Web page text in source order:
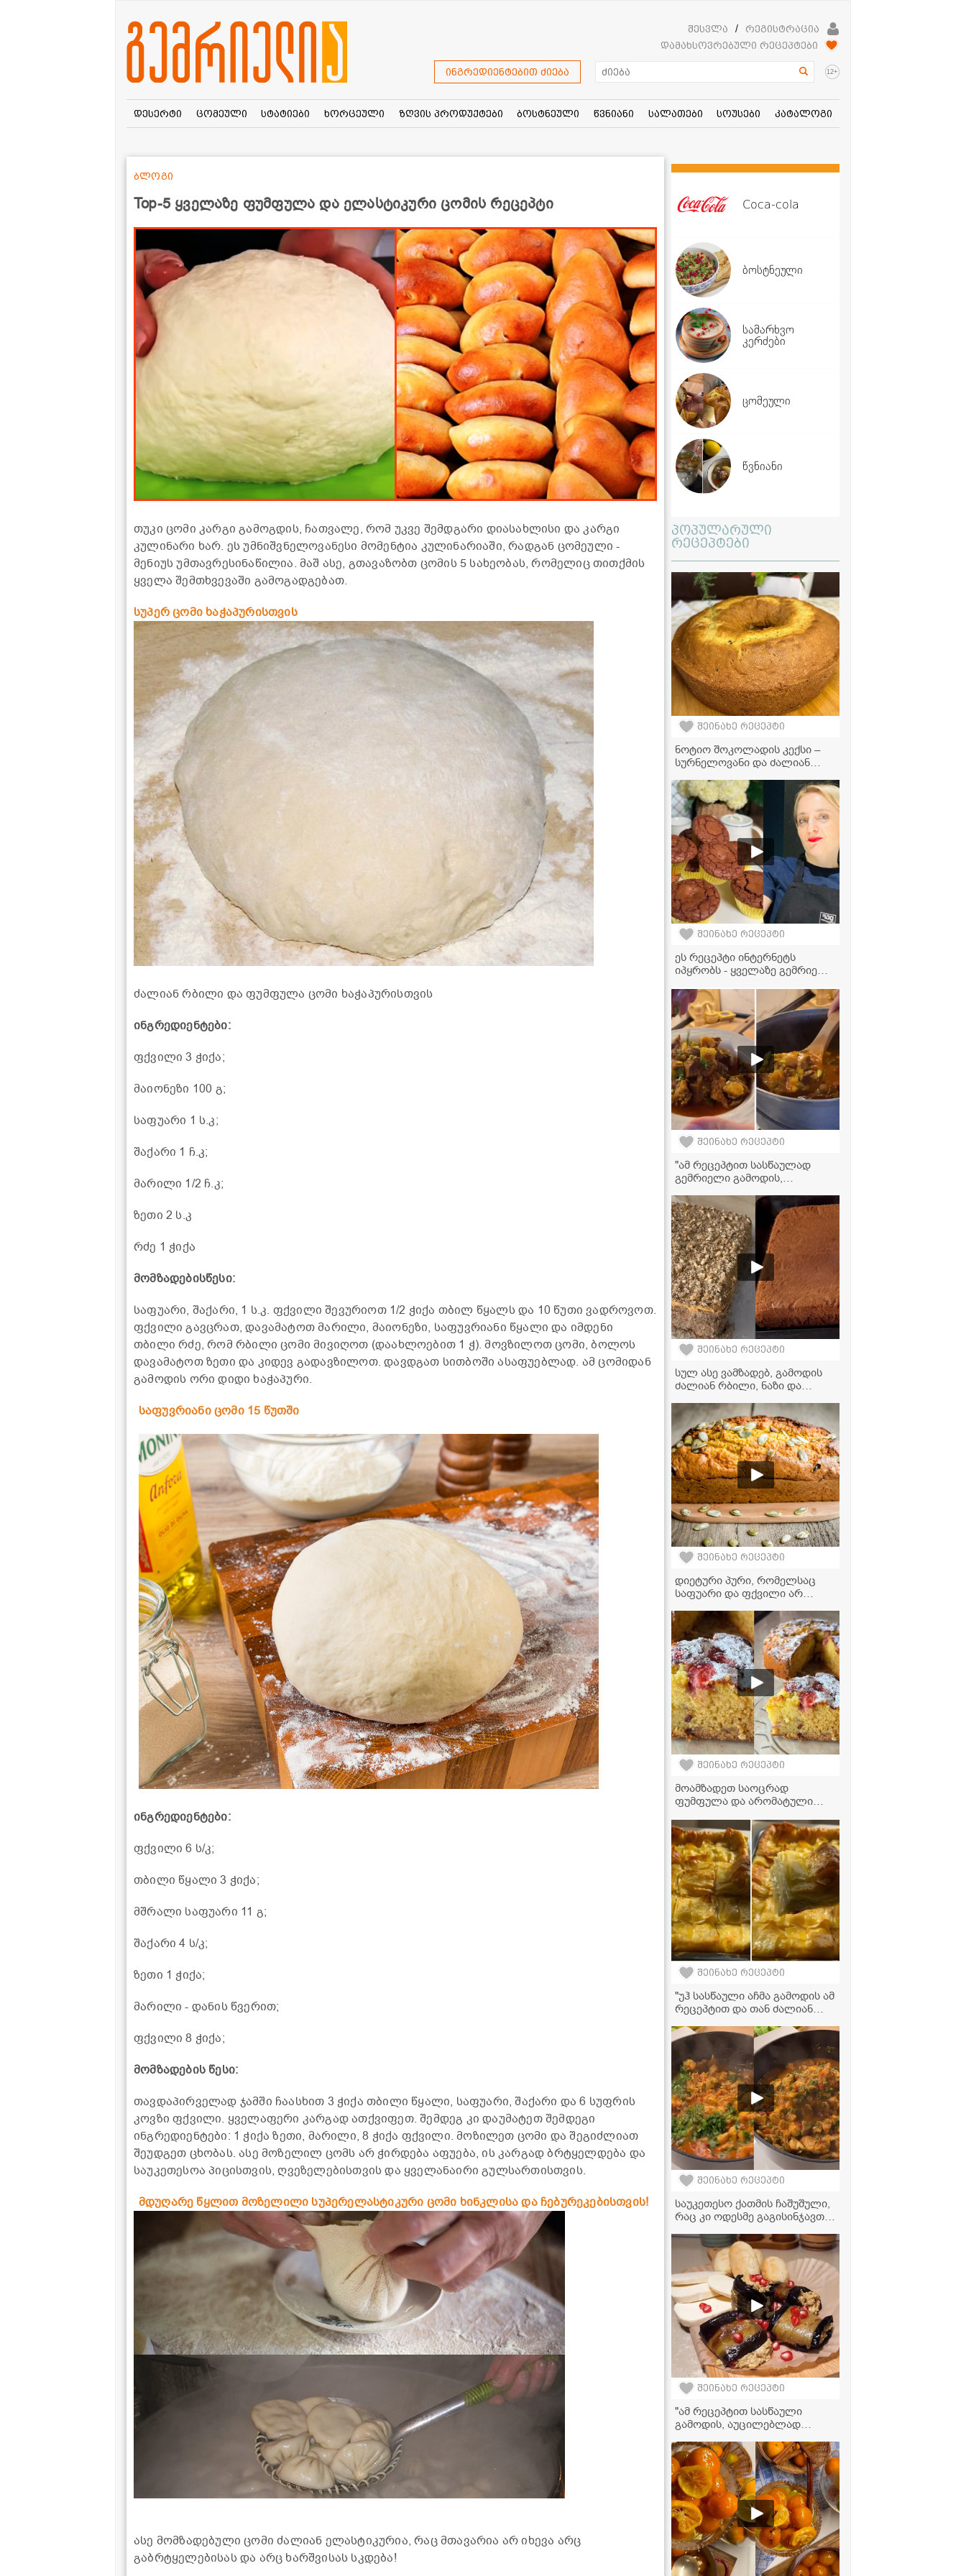
შესვლა /
რეგისტრაცია
დამახსოვრებული რეცეპტები
ინგრედიენტებით ძიება 12+
დესერტი ცომეული სტატიები ხორცეული ზღვის პროდუქტები ბოსტნეული წვნიანი სალათები სოუსები კატალოგი
Top-5 ყველაზე ფუმფულა და ელასტიკური ცომის რეცეპტი
ბლოგი
თუკი ცომი კარგი გამოგდის, ჩათვალე, რომ უკვე შემდგარი დიასახლისი და კარგი
კულინარი ხარ. ეს უმნიშვნელოვანესი მომენტია კულინარიაში, რადგან ცომეული -
მენიუს უმთავრესინაწილია. მაშ ასე, გთავაზობთ ცომის 5 სახეობას, რომელიც თითქმის
ყველა შემთხვევაში გამოგადგებათ.
სუპერ ცომი ხაჭაპურისთვის
ძალიან რბილი და ფუმფულა ცომი ხაჭაპურისთვის
ინგრედიენტები:
ფქვილი 3 ჭიქა;
მაიონეზი 100 გ;
საფუარი 1 ს.კ;
შაქარი 1 ჩ.კ;
მარილი 1/2 ჩ.კ;
ზეთი 2 ს.კ
რძე 1 ჭიქა
მომზადებისწესი:
საფუარი, შაქარი, 1 ს.კ. ფქვილი შევურიოთ 1/2 ჭიქა თბილ წყალს და 10 წუთი ვადროვოთ.
ფქვილი გავცრათ, დავამატოთ მარილი, მაიონეზი, საფუვრიანი წყალი და იმდენი
თბილი რძე, რომ რბილი ცომი მივიღოთ (დაახლოებით 1 ჭ). მოვზილოთ ცომი, ბოლოს
დავამატოთ ზეთი და კიდევ გადავზილოთ. დავდგათ სითბოში ასაფუებლად. ამ ცომიდან
გამოდის ორი დიდი ხაჭაპური.
საფუვრიანი ცომი 15 წუთში
ინგრედიენტები:
ფქვილი 6 ს/კ;
თბილი წყალი 3 ჭიქა;
მშრალი საფუარი 11 გ;
შაქარი 4 ს/კ;
ზეთი 1 ჭიქა;
მარილი - დანის წვერით;
ფქვილი 8 ჭიქა;
მომზადების წესი:
თავდაპირველად ჯამში ჩაასხით 3 ჭიქა თბილი წყალი, საფუარი, შაქარი და 6 სუფრის
კოვზი ფქვილი. ყველაფერი კარგად ათქვიფეთ. შემდეგ კი დაუმატეთ შემდეგი
ინგრედიენტები: 1 ჭიქა ზეთი, მარილი, 8 ჭიქა ფქვილი. მოზილეთ ცომი და შეგიძლიათ
შეუდგეთ ცხობას. ასე მოზელილ ცომს არ ჭირდება აფუება, ის კარგად ბრტყელდება და
საუკეთესოა პიცისთვის, ღვეზელებისთვის და ყველანაირი გულსართისთვის.
მდუღარე წყლით მოზელილი სუპერელასტიკური ცომი ხინკლისა და ჩებურეკებისთვის!
ასე მომზადებული ცომი ძალიან ელასტიკურია, რაც მთავარია არ იხევა არც
გაბრტყელებისას და არც ხარშვისას სკდება!
Coca-cola
ბოსტნეული
სამარხვო
კერძები
ცომეული
წვნიანი
პოპულარული
რეცეპტები
შეინახე რეცეპტი
ნოტიო შოკოლადის კექსი –
სურნელოვანი და ძალიან
შეინახე რეცეპტი
ეს რეცეპტი ინტერნეტს
იპყრობს - ყველაზე გემრიელი
შეინახე რეცეპტი
"ამ რეცეპტით სასწაულად
გემრიელი გამოდის,
ოსტრის ვიდერეცეპტი
შეინახე რეცეპტი
სულ ასე ვამზადებ, გამოდის
ძალიან რბილი, ნაზი და
"იდეალის" ფირფიტების
მარტივი რეცეპტი
შეინახე რეცეპტი
დიეტური პური, რომელსაც
საფუარი და ფქვილი არ
შეინახე რეცეპტი
მოამზადეთ საოცრად
ფუმფულა და არომატული
და მარტივი რეცეპტი
შეინახე რეცეპტი
"უჰ სასწაული აჩმა გამოდის ამ
რეცეპტით და თან ძალიან
ლაზანიას ფირფიტებით
შეინახე რეცეპტი
საუკეთესო ქათმის ჩაშუშული,
რაც კი ოდესმე გაგისინჯავთ! -
შეინახე რეცეპტი
"ამ რეცეპტით სასწაული
გამოდის, აუცილებლად
გამომცხვარი ბადრიჯანი
ნიგვზით